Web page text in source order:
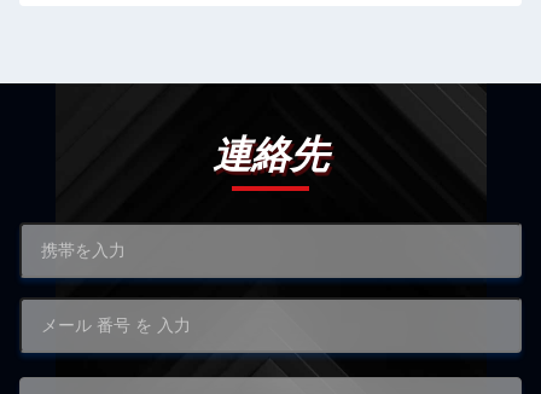
連絡先